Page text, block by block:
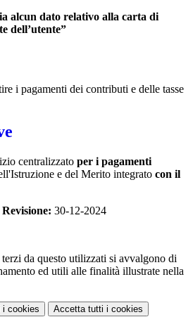
alcun dato relativo alla carta di
dell’utente”
i pagamenti dei contributi e delle tasse
centralizzato per i pagamenti
e del Merito integrato con il
Revisione: 30-12-2024
da questo utilizzati si avvalgono di
ed utili alle finalità illustrate nella
i cookies Accetta tutti i cookies